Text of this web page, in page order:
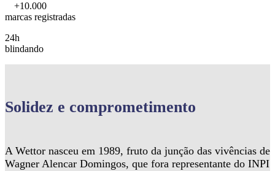
+10.000
marcas registradas
24h
blindando
Solidez e comprometimento
A Wettor nasceu em 1989, fruto da junção das vivências de
Wagner Alencar Domingos, que fora representante do INPI